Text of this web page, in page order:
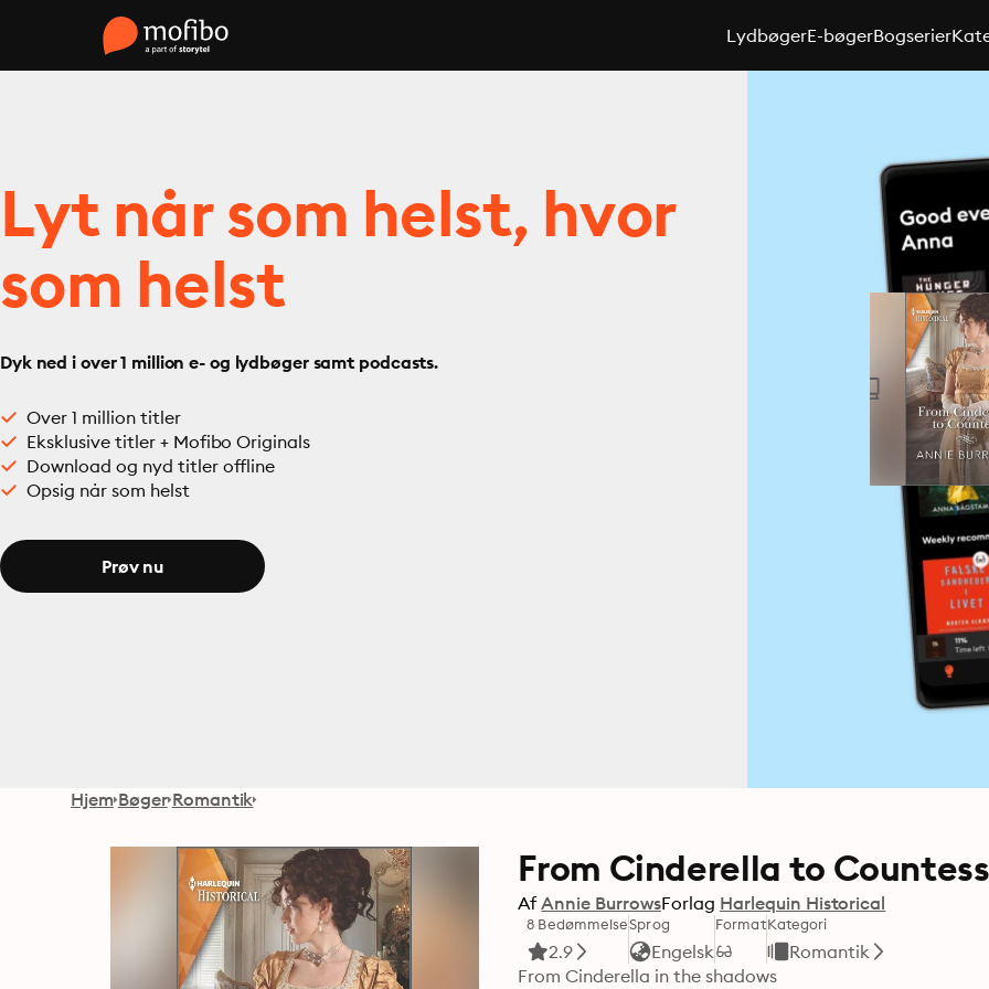
LydbøgerE-bøgerBogserier
Lyt når som helst, hvor
som helst
Dyk ned i over 1 million e- og lydbøger samt podcasts.
Over 1 million titler
Eksklusive titler + Mofibo Originals
Download og nyd titler offline
Opsig når som helst
Prøv nu
Hjem Bøger Romantik
From Cinderella to Countess
Af Annie BurrowsForlag Harlequin Historical
8 Bedømmelse
2.9
Sprog
Engelsk
FormatKategori
Romantik
From Cinderella in the shadows